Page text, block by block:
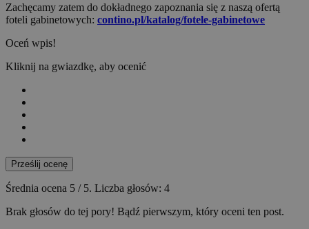
Zachęcamy zatem do dokładnego zapoznania się z naszą ofertą
foteli gabinetowych: contino.pl/katalog/fotele-gabinetowe
Oceń wpis!
Kliknij na gwiazdkę, aby ocenić
Prześlij ocenę
Średnia ocena 5 / 5. Liczba głosów: 4
Brak głosów do tej pory! Bądź pierwszym, który oceni ten post.